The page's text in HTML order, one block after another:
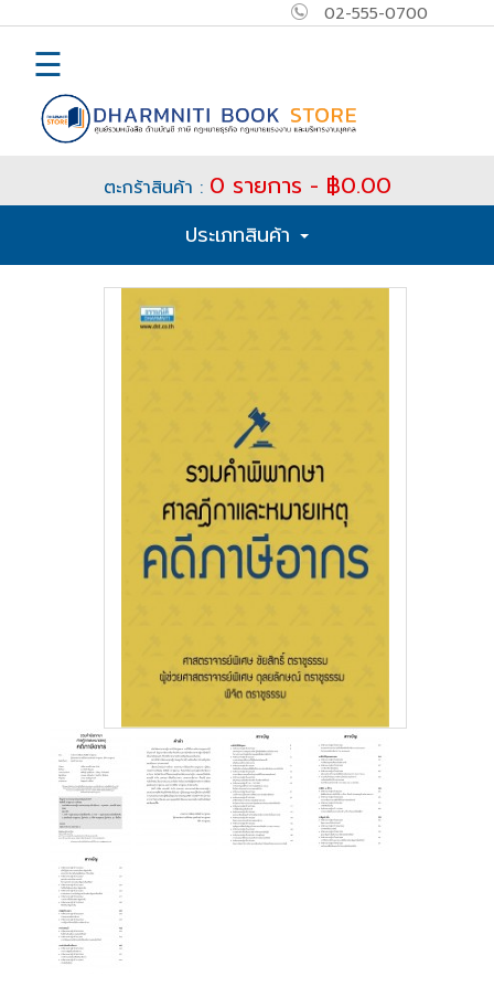
02-555-0700
MAIN
MENU
E-
บริษัท ธรรมนิติเพรส
เพิ่มทรัพย์(ประชาชื่น20)
ถนนประชาชื่น แขวง
บางซื่อ เขตบางซื่อ
กรุงเทพมหานคร
10800
(02) 555-
0700(Auto)ext.713
โทรสาร : (02) 555-
0728
☰
ตะกร้าสินค้า : 0 รายการ - ฿0.00
ประเภทสินค้า
×